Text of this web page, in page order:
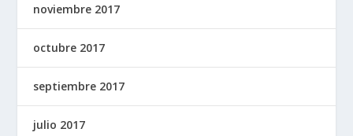
noviembre 2017
octubre 2017
septiembre 2017
julio 2017